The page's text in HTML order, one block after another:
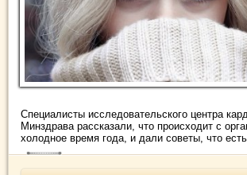
Специалисты исследовательского центра
Минздрава рассказали, что происходит с
холодное время года, и дали советы, что есть